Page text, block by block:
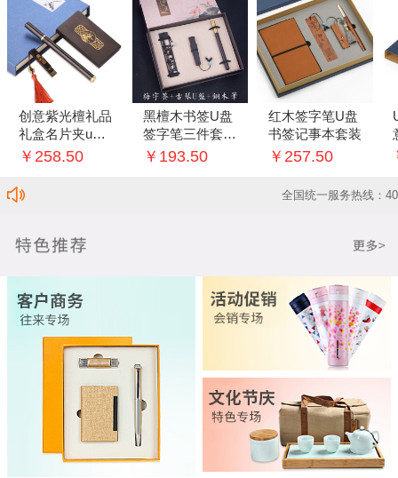
创意紫光檀礼品
礼盒名片夹u盘
中性笔三件套套
￥258.50
黑檀木书签U盘
签字笔三件套创
意套装
￥193.50
红木签字笔U盘
书签记事本套装
￥257.50
全国统一服务热线：4000-197-